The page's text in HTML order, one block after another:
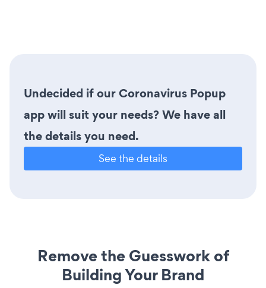
Undecided if our Coronavirus Popup
app will suit your needs? We have all
the details you need.
See the details
Remove the Guesswork of
Building Your Brand